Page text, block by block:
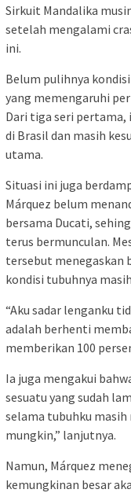
Sirkuit Mandalika
setelah mengalami
ini.
Belum pulihnya
yang memengaruhi
Dari tiga seri pertama,
di Brasil dan masih
utama.
Situasi ini juga
Márquez belum
bersama Ducati,
terus bermunculan.
tersebut menegaskan
kondisi tubuhnya
“Aku sadar lenganku
adalah berhenti
memberikan 100
Ia juga mengakui
sesuatu yang sudah
selama tubuhku
mungkin,” lanjutnya.
Namun, Márquez
kemungkinan besar